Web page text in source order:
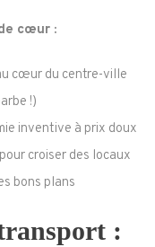
cœur :
cœur du centre-ville
!)
inventive à prix doux
croiser des locaux
bons plans
: